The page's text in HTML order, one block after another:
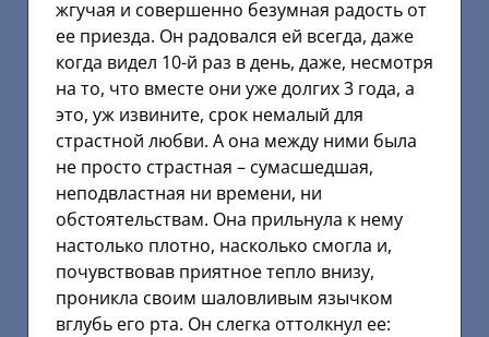
жгучая и совершенно безумная радость от
ее приезда. Он радовался ей всегда, даже
когда видел 10-й раз в день, даже, несмотря
на то, что вместе они уже долгих 3 года, а
это, уж извините, срок немалый для
страстной любви. А она между ними была
не просто страстная – сумасшедшая,
неподвластная ни времени, ни
обстоятельствам. Она прильнула к нему
настолько плотно, насколько смогла и,
почувствовав приятное тепло внизу,
проникла своим шаловливым язычком
вглубь его рта. Он слегка оттолкнул ее: